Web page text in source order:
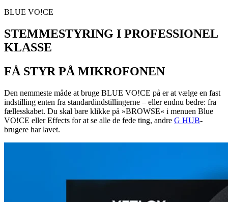
BLUE VO!CE
STEMMESTYRING I PROFESSIONEL
KLASSE
FÅ STYR PÅ MIKROFONEN
Den nemmeste måde at bruge BLUE VO!CE på er at vælge en fast
indstilling enten fra standardindstillingerne – eller endnu bedre: fra
fællesskabet. Du skal bare klikke på »BROWSE« i menuen Blue
VO!CE eller Effects for at se alle de fede ting, andre G HUB-
brugere har lavet.